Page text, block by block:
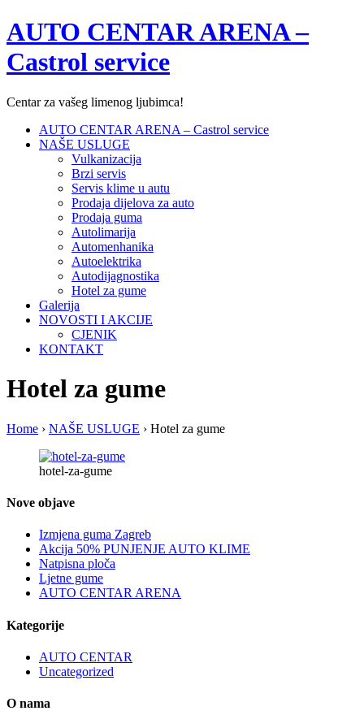
AUTO CENTAR ARENA –
Castrol service
Centar za vašeg limenog ljubimca!
AUTO CENTAR ARENA – Castrol service
NAŠE USLUGE
Vulkanizacija
Brzi servis
Servis klime u autu
Prodaja dijelova za auto
Prodaja guma
Autolimarija
Automenhanika
Autoelektrika
Autodijagnostika
Hotel za gume
Galerija
NOVOSTI I AKCIJE
CJENIK
KONTAKT
Hotel za gume
Home › NAŠE USLUGE › Hotel za gume
hotel-za-gume
Nove objave
Izmjena guma Zagreb
Akcija 50% PUNJENJE AUTO KLIME
Natpisna ploča
Ljetne gume
AUTO CENTAR ARENA
Kategorije
AUTO CENTAR
Uncategorized
O nama